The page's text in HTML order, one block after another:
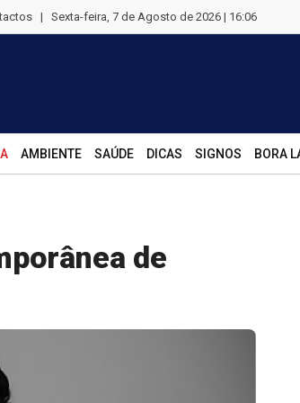
| Sexta-feira, 7 de Agosto de 2026 | 16:06
AMBIENTE SAÚDE DICAS SIGNOS BORA
de